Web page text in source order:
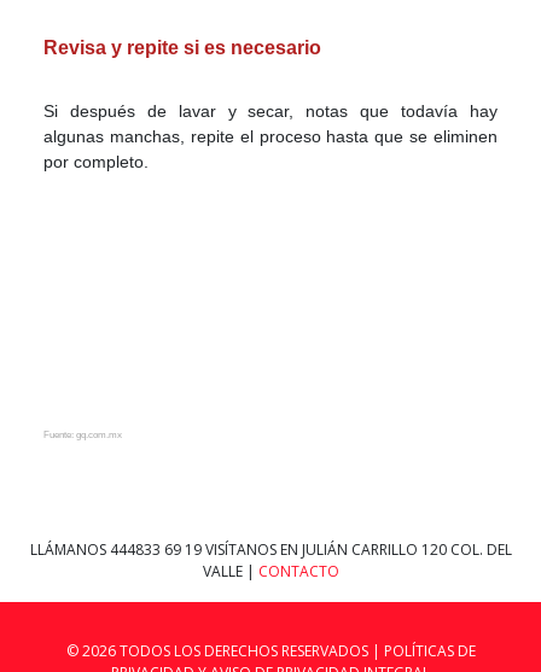
Revisa y repite si es necesario
Si después de lavar y secar, notas que todavía hay
algunas manchas, repite el proceso hasta que se eliminen
por completo.
Fuente: gq.com.mx
LLÁMANOS 444833 69 19VISÍTANOS EN JULIÁN CARRILLO 120 COL. DEL
VALLE | CONTACTO
© 2026 TODOS LOS DERECHOS RESERVADOS | POLÍTICAS DE